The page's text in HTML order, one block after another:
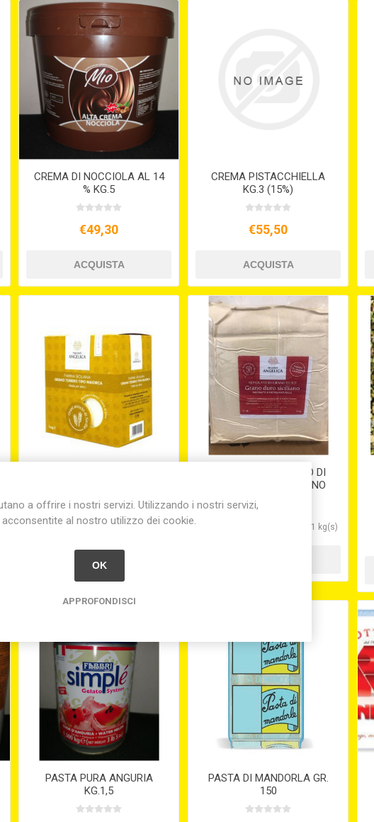
CREMA DI NOCCIOLA AL 14
% KG.5
€49,30
CREMA PISTACCHIELLA
KG.3 (15%)
€55,50
€4,60
FARINA DI SEMOLATO DI
GRANO DURO SICILIANO
(KG.5) S/V
equivale a €3,33 per 1 kg(s)
PASTA PURA ANGURIA
KG.1,5
PASTA DI MANDORLA GR.
150
a offrire i nostri servizi. Utilizzando i nostri servizi,
acconsentite al nostro utilizzo dei cookie.
OK
APPROFONDISCI